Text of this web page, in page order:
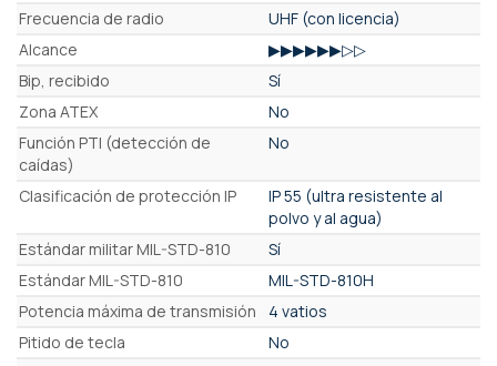
Frecuencia de radio
UHF (con licencia)
Alcance
▶▶▶▶▶▶▷▷
Bip, recibido
Sí
Zona ATEX
No
Función PTI (detección de
caídas)
No
Clasificación de protección IP
IP 55 (ultra resistente al
polvo y al agua)
Estándar militar MIL-STD-810
Sí
Estándar MIL-STD-810
MIL-STD-810H
Potencia máxima de transmisión
4 vatios
Pitido de tecla
No